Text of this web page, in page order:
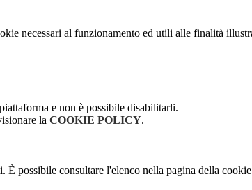
necessari al funzionamento ed utili alle finalità
e non è possibile disabilitarli.
la COOKIE POLICY.
È possibile consultare l'elenco nella pagina della